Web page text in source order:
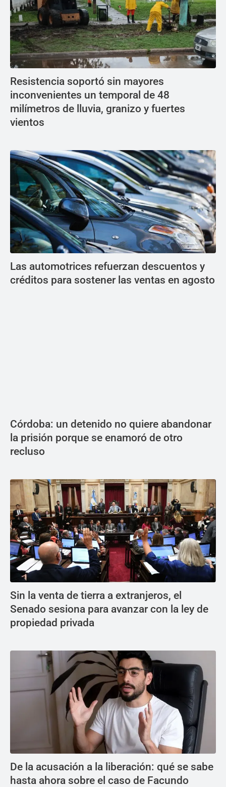
Resistencia soportó sin mayores
inconvenientes un temporal de 48
milímetros de lluvia, granizo y fuertes
vientos
Las automotrices refuerzan descuentos y
créditos para sostener las ventas en agosto
Córdoba: un detenido no quiere abandonar
la prisión porque se enamoró de otro
recluso
Sin la venta de tierra a extranjeros, el
Senado sesiona para avanzar con la ley de
propiedad privada
De la acusación a la liberación: qué se sabe
hasta ahora sobre el caso de Facundo